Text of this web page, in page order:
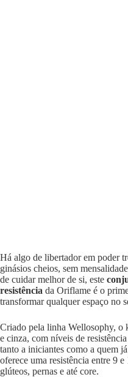
Há algo de libertador em poder
ginásios cheios, sem
de cuidar melhor de si, este
resistência da Oriflame é o
transformar qualquer espaço no
Criado pela linha Wellosophy, o
e cinza, com níveis de resistência
tanto a iniciantes como a quem
oferece uma resistência entre 9
glúteos, pernas e até core.